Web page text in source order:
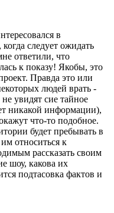
в
следует ожидать
ответили, что
к показу! Якобы, это
Правда это или
людей врать -
увидят сие тайное
никакой информации),
что-то подобное.
будет пребывать в
относиться к
рассказать своим
шоу, какова их
подтасовка фактов и